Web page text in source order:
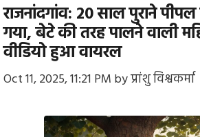
राजनांदगांव: 20 साल पुराने
गया, बेटे की तरह पालने वाली
वीडियो हुआ वायरल
Oct 11, 2025, 11:21 PM byप्रांशु विश्वकर्मा